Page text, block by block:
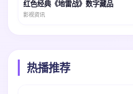
红色经典《地雷战》数字藏品
影视资讯
热播推荐